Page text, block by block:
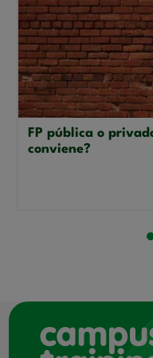
FP pública o
conviene?